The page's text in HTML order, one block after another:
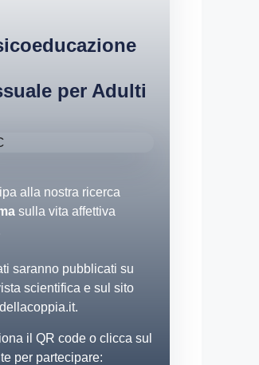
per Adulti
alla nostra ricerca
sulla vita affettiva
saranno pubblicati su
scientifica e sul sito
il QR code o clicca sul
per partecipare: